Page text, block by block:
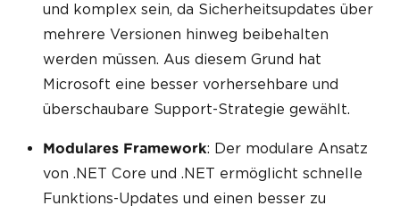
und komplex sein, da Sicherheitsupdates über
mehrere Versionen hinweg beibehalten
werden müssen. Aus diesem Grund hat
Microsoft eine besser vorhersehbare und
überschaubare Support-Strategie gewählt.
Modulares Framework: Der modulare Ansatz
von .NET Core und .NET ermöglicht schnelle
Funktions-Updates und einen besser zu